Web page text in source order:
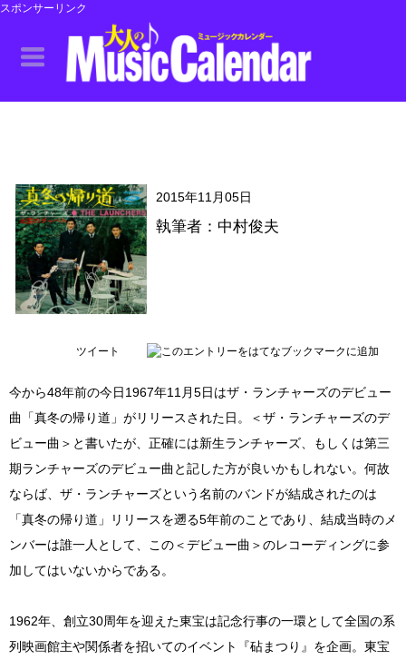
スポンサーリンク
2015年11月05日
執筆者：中村俊夫
ツイート
今から48年前の今日1967年11月5日はザ・ランチャーズのデビュー
曲「真冬の帰り道」がリリースされた日。＜ザ・ランチャーズのデ
ビュー曲＞と書いたが、正確には新生ランチャーズ、もしくは第三
期ランチャーズのデビュー曲と記した方が良いかもしれない。何故
ならば、ザ・ランチャーズという名前のバンドが結成されたのは
「真冬の帰り道」リリースを遡る5年前のことであり、結成当時のメ
ンバーは誰一人として、この＜デビュー曲＞のレコーディングに参
加してはいないからである。
1962年、創立30周年を迎えた東宝は記念行事の一環として全国の系
列映画館主や関係者を招いてのイベント『砧まつり』を企画。東宝